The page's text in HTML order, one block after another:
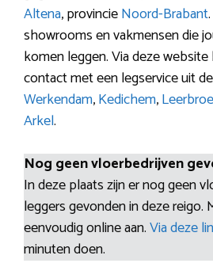
Altena, provincieNoord-Brabant
showrooms en vakmensen die
komen leggen. Via deze
contact met een legservice uit
Werkendam,Kedichem,
Arkel.
Nog geen vloerbedrijven
In deze plaats zijn er nog geen
leggers gevonden in deze reigo.
eenvoudig online aan.Via deze
minuten doen.